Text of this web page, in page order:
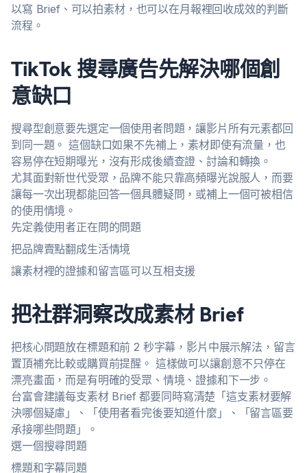
以寫 Brief、可以拍素材，也可以在月報裡回收成效的判斷
流程。
TikTok 搜尋廣告先解決哪個創
意缺口
搜尋型創意要先選定一個使用者問題，讓影片所有元素都回
到同一題。 這個缺口如果不先補上，素材即使有流量，也
容易停在短期曝光，沒有形成後續查證、討論和轉換。
尤其面對新世代受眾，品牌不能只靠高頻曝光說服人，而要
讓每一次出現都能回答一個具體疑問，或補上一個可被相信
的使用情境。
先定義使用者正在問的問題
把品牌賣點翻成生活情境
讓素材裡的證據和留言區可以互相支援
把社群洞察改成素材 Brief
把核心問題放在標題和前 2 秒字幕，影片中展示解法，留言
置頂補充比較或購買前提醒。 這樣做可以讓創意不只停在
漂亮畫面，而是有明確的受眾、情境、證據和下一步。
台富會建議每支素材 Brief 都要同時寫清楚「這支素材要解
決哪個疑慮」、「使用者看完後要知道什麼」、「留言區要
承接哪些問題」。
選一個搜尋問題
標題和字幕同題